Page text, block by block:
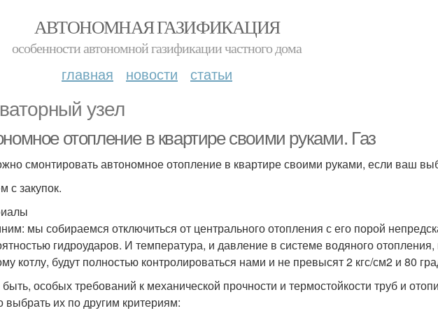
АВТОНОМНАЯ ГАЗИФИКАЦИЯ
особенности автономной газификации частного дома
главная новости статьи
узел
отопление в квартире своими руками. Газ
смонтировать автономное отопление в квартире своими руками, если ваш
с закупок.
мы собираемся отключиться от центрального отопления с его порой
гидроударов. И температура, и давление в системе водяного
котлу, будут полностью контролироваться нами и не превысят 2 кгс/см2 и 80
особых требований к механической прочности и термостойкости труб и
их по другим критериям: